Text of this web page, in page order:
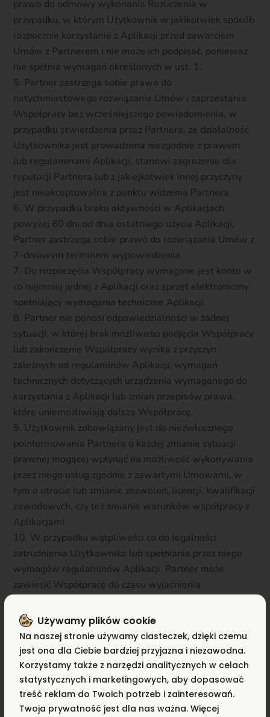
prawo do odmowy wykonania Rozliczenia w
przypadku, w którym Użytkownik w jakikolwiek sposób
rozpocznie korzystanie z Aplikacji przed zawarciem
Umów z Partnerem i nie może ich podpisać, ponieważ
nie spełnia wymagań określonych w ust. 1.
Partner zastrzega sobie prawo do
natychmiastowego rozwiązania Umów i zaprzestania
Współpracy bez wcześniejszego powiadomienia, w
przypadku stwierdzenia przez Partnera, że działalność
Użytkownika jest prowadzona niezgodnie z prawem
lub regulaminami Aplikacji, stanowi zagrożenie dla
reputacji Partnera lub z jakiejkolwiek innej przyczyny
jest nieakceptowalna z punktu widzenia Partnera.
W przypadku braku aktywności w Aplikacjach
powyżej 60 dni od dnia ostatniego użycia Aplikacji,
Partner zastrzega sobie prawo do rozwiązania Umów z
7-dniowym terminem wypowiedzenia.
Do rozpoczęcia Współpracy wymagane jest konto w
co najmniej jednej z Aplikacji oraz sprzęt elektroniczny
spełniający wymagania techniczne Aplikacji.
Partner nie ponosi odpowiedzialności w żadnej
sytuacji, w której brak możliwości podjęcia Współpracy
lub zakończenie Współpracy wynika z przyczyn
zależnych od regulaminów Aplikacji, wymagań
technicznych dotyczących urządzenia wymaganego do
korzystania z Aplikacji lub zmian przepisów prawa,
które uniemożliwiają dalszą Współpracę.
Użytkownik zobowiązany jest do niezwłocznego
poinformowania Partnera o każdej zmianie sytuacji
prawnej mogącej wpłynąć na możliwość wykonywania
przez niego usług zgodnie z zawartymi Umowami, w
tym o utracie lub zmianie zezwoleń, licencji, kwalifikacji
zawodowych, czy też zmianie warunków współpracy z
Aplikacjami.
W przypadku wątpliwości co do legalności
zatrudnienia Użytkownika lub spełniania przez niego
wymogów regulaminów Aplikacji, Partner może
zawiesić Współpracę do czasu wyjaśnienia
Użytkownik podpisujący Umowę zlecenie, w
przypadku chęci skorzystania z ulg podatkowych lub ulg
w zakresie składek ZUS, zobowiązany jest przedstawić
Partnerowi odpowiednie dokumenty, w szczególności:
legitymację studencką lub uczniowską, bądź
zaświadczenie z uczelni lub szkoły o ważnym
statusie ucznia / studenta – w celu niezgłoszenia
Używamy plików cookie
Na naszej stronie używamy ciasteczek, dzięki czemu
jest ona dla Ciebie bardziej przyjazna i niezawodna.
Korzystamy także z narzędzi analitycznych w celach
statystycznych i marketingowych, aby dopasować
treść reklam do Twoich potrzeb i zainteresowań.
Twoja prywatność jest dla nas ważna. Więcej